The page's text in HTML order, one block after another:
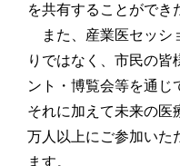
を共有することができ
また、産業医セッシ
りではなく、市民の
ント・博覧会等を通じ
それに加えて未来の医
万人以上にご参加いた
ます。